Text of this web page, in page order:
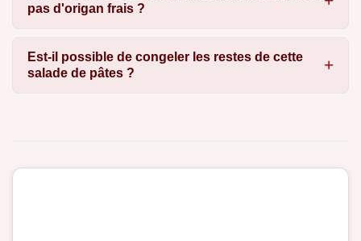
pas d'origan frais ?
Est-il possible de congeler les restes de cette
salade de pâtes ?